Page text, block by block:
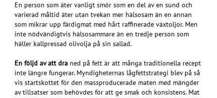
En person som äter vanligt smör som en del av en sund och
varierad måltid äter utan tvekan mer hälsosam än en annan
som mikrar upp färdigmat med hårt raffinerade växtoljor. Men
inte nödvändigtvis hälsosammare än en tredje person som
häller kallpressad olivolja på sin sallad.
En följd av att dra ned på fett är att många traditionella recept
inte längre fungerar. Myndigheternas lågfettstrategi blev på så
vis startskottet för den massproducerade maten med mängder
av tillsatser som behövdes för att ge smak och konsistens. Mat